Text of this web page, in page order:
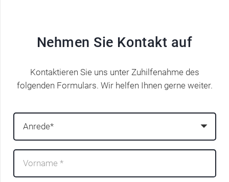
Nehmen Sie Kontakt auf
Kontaktieren Sie uns unter Zuhilfenahme des
folgenden Formulars. Wir helfen Ihnen gerne weiter.